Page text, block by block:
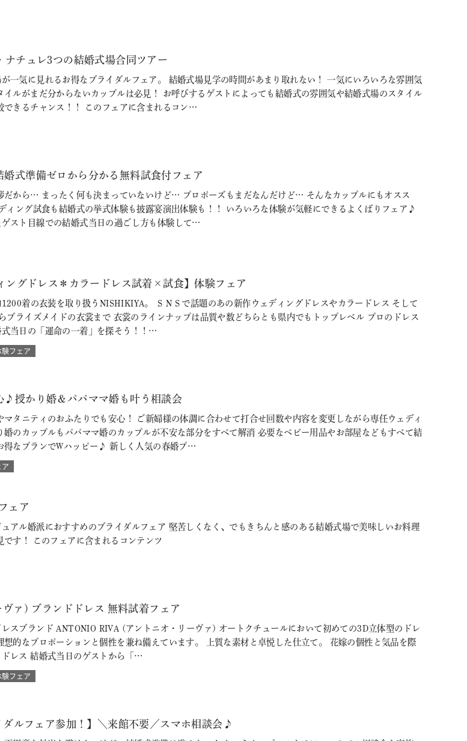
ナチュレ3つの結婚式場合同ツアー
一気に見れるお得なブライダルフェア。 結婚式場見学の時間があまり取れない！ 一気にいろいろな雰囲気
ルがまだ分からないカップルは必見！ お呼びするゲストによっても結婚式の雰囲気や結婚式場のスタイル
できるチャンス！！ このフェアに含まれるコン…
式準備ゼロから分かる無料試食付フェア
から… まったく何も決まっていないけど… プロポーズもまだなんだけど… そんなカップルにもオスス
ィング試食も結婚式の挙式体験も披露宴演出体験も！！ いろいろな体験が気軽にできるよくばりフェア♪
スト目線での結婚式当日の過ごし方も体験して…
ングドレス＊カラードレス試着×試食】体験フェア
着の衣装を取り扱うNISHIKIYA。 ＳＮＳで話題のあの新作ウェディングドレスやカラードレス そして
ブライズメイドの衣裳まで 衣裳のラインナップは品質や数どちらとも県内でもトップレベル プロのドレス
当日の「運命の一着」を探そう！！…
フェア
♪授かり婚＆パパママ婚も叶う相談会
マタニティのおふたりでも安心！ ご新婦様の体調に合わせて打合せ回数や内容を変更しながら専任ウェディ
のカップルもパパママ婚のカップルが不安な部分をすべて解消 必要なベビー用品やお部屋などもすべて結
なプランでWハッピー♪ 新しく人気の春婚プ…
ェア
アル婚派におすすめのブライダルフェア 堅苦しくなく、でもきちんと感のある結婚式場で美味しいお料理
す！ このフェアに含まれるコンテンツ
ァ) ブランドドレス 無料試着フェア
スブランド ANTONIO RIVA (アントニオ・リーヴァ) オートクチュールにおいて初めての3D立体型のドレ
的なプロポーションと個性を兼ね備えています。 上質な素材と卓悦した仕立て。 花嫁の個性と気品を際
レス 結婚式当日のゲストから「…
フェア
ルフェア参加！】＼来館不要／スマホ相談会♪